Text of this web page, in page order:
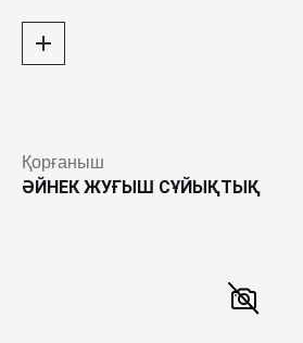
Қорғаныш
ӘЙНЕК ЖУҒЫШ СҰЙЫҚТЫҚ